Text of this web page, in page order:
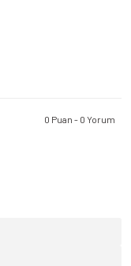
0 Puan - 0 Yorum